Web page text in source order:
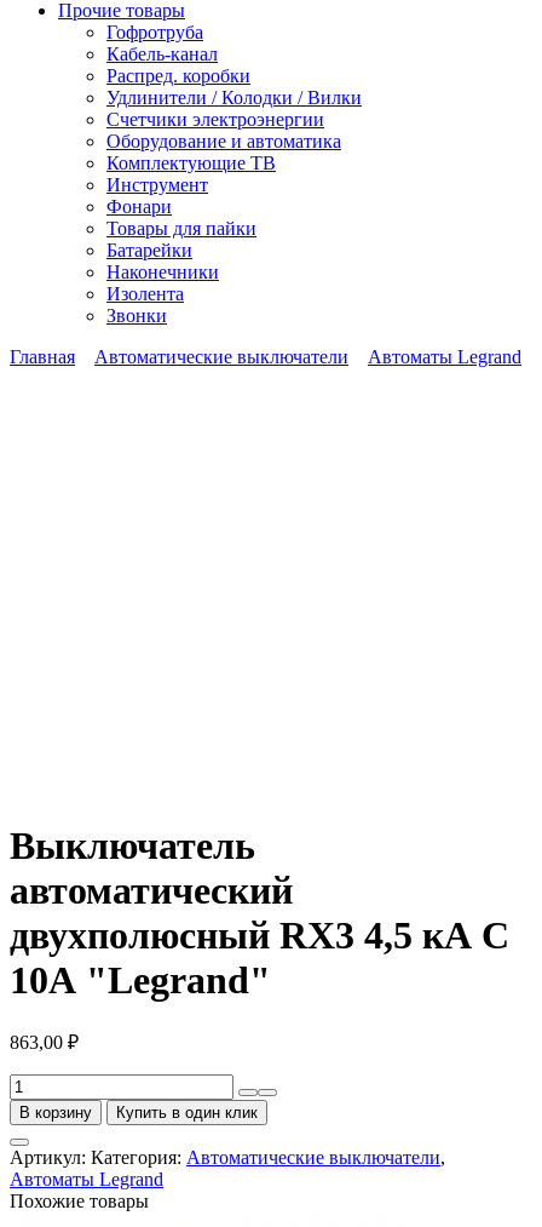
Прочие товары
Гофротруба
Кабель-канал
Распред. коробки
Удлинители / Колодки / Вилки
Счетчики электроэнергии
Оборудование и автоматика
Комплектующие ТВ
Инструмент
Фонари
Товары для пайки
Батарейки
Наконечники
Изолента
Звонки
Главная
Автоматические выключатели Автоматы Legrand
Выключатель
автоматический
двухполюсный RX3 4,5 кА С
10А "Legrand"
863,00 ₽
Количество
товара
Выключатель
автоматический
двухполюсный
RX3
4,5
В корзину Купить в один клик
Артикул: Категория: Автоматические выключатели,
Автоматы Legrand
Похожие товары